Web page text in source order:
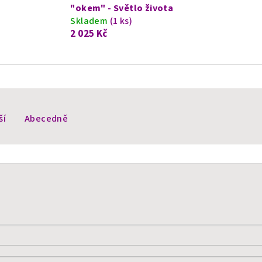
"okem" - Světlo života
Skladem (1 ks)
2 025 Kč
Abecedně